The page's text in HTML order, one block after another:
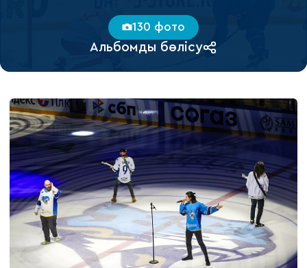
130 фото
Альбомды бөлісу